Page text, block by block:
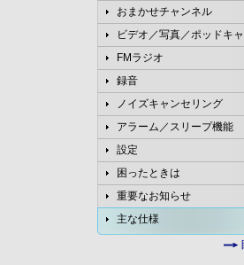
おまかせチャンネル
ビデオ／写真／ポッドキャ
FMラジオ
録音
ノイズキャンセリング
アラーム／スリープ機能
設定
困ったときは
重要なお知らせ
主な仕様